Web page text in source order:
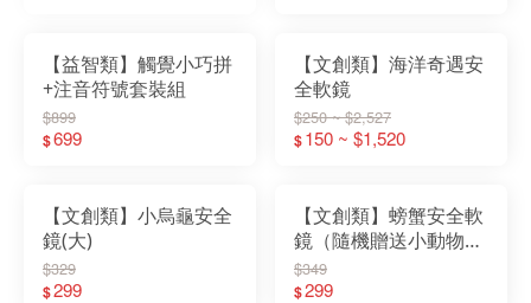
【益智類】觸覺小巧拼
+注音符號套裝組
$899
$699
【文創類】海洋奇遇安
全軟鏡
$250 ~ $2,527
$150 ~ $1,520
【文創類】小烏龜安全
鏡(大)
$329
$299
【文創類】螃蟹安全軟
鏡（隨機贈送小動物積
木一隻）
$349
$299